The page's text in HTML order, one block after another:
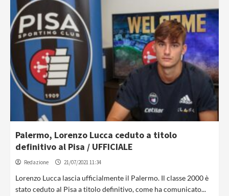
Palermo, Lorenzo Lucca ceduto a titolo
definitivo al Pisa / UFFICIALE
Redazione 21/07/2021 11:34
Lorenzo Lucca lascia ufficialmente il Palermo. Il classe 2000 è
stato ceduto al Pisa a titolo definitivo, come ha comunicato...